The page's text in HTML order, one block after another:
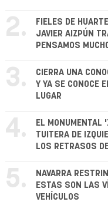
2.
FIELES DE
JAVIER AIZPÚN
PENSAMOS
3.
CIERRA UNA
Y YA SE CONOCE
LUGAR
4.
EL MONUMENTAL
TUITERA DE
LOS RETRASOS
5.
NAVARRA
ESTAS SON LAS
VEHÍCULOS